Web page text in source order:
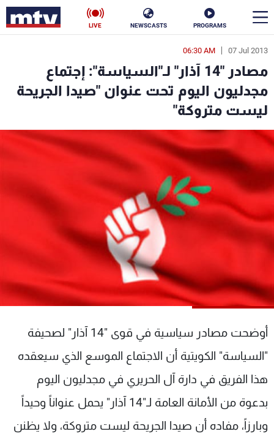
PROGRAMS
NEWSCASTS
LIVE
07 Jul 2013
06:30 AM
مصادر "14 آذار" لـ"السياسة": إجتماع
مجدليون اليوم تحت عنوان "صيدا الجريحة
ليست متروكة"
أوضحت مصادر سياسية في قوى "14 آذار" لصحيفة
"السياسة" الكويتية أن الاجتماع الموسع الذي سيعقده
هذا الفريق في دارة آل الحريري في مجدليون اليوم
بدعوة من الأمانة العامة لـ"14 آذار" يحمل عنواناً وحيداً
وبارزاً، مفاده أن صيدا الجريحة ليست متروكة، ولا يظنن
en
الأخبار
سياسة
إقتصاد فن
منوعات رياضة
كأس العالم
جدول البرامج
شاهد البرامج
الترددات
الإنـتـاج
وظائف
تواصل معنا
سياسة الخصوصية